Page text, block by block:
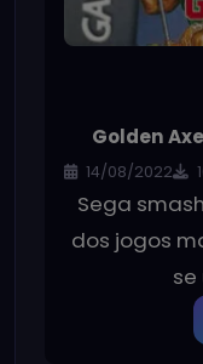
Golden
14/08/2022
Sega
dos jogos
se